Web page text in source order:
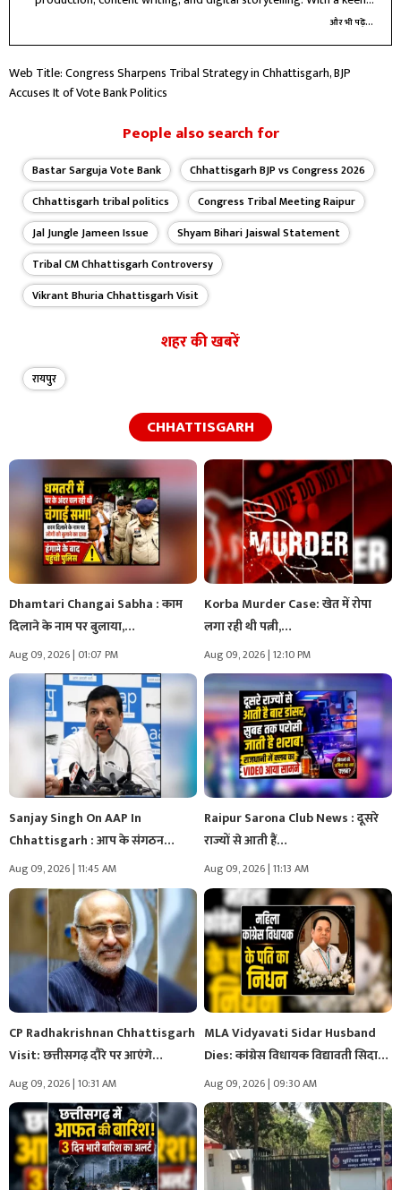
interest in political and crime reporting, I believe in delivering
और भी पढ़ें...
Web Title: Congress Sharpens Tribal Strategy in Chhattisgarh, BJP
Accuses It of Vote Bank Politics
People also search for
Bastar Sarguja Vote Bank
Chhattisgarh BJP vs Congress 2026
Chhattisgarh tribal politics
Congress Tribal Meeting Raipur
Jal Jungle Jameen Issue
Shyam Bihari Jaiswal Statement
Tribal CM Chhattisgarh Controversy
Vikrant Bhuria Chhattisgarh Visit
शहर की खबरें
रायपुर
CHHATTISGARH
Dhamtari Changai Sabha : काम
दिलाने के नाम पर बुलाया,…
Aug 09, 2026 | 01:07 PM
Korba Murder Case: खेत में रोपा
लगा रही थी पत्नी,…
Aug 09, 2026 | 12:10 PM
Sanjay Singh On AAP In
Chhattisgarh : आप के संगठन…
Aug 09, 2026 | 11:45 AM
Raipur Sarona Club News : दूसरे
राज्यों से आती हैं…
Aug 09, 2026 | 11:13 AM
CP Radhakrishnan Chhattisgarh
Visit: छत्तीसगढ़ दौरे पर आएंगे
उपराष्ट्रपति सीपी…
Aug 09, 2026 | 10:31 AM
MLA Vidyavati Sidar Husband
Dies: कांग्रेस विधायक विद्यावती सिदार
के…
Aug 09, 2026 | 09:30 AM